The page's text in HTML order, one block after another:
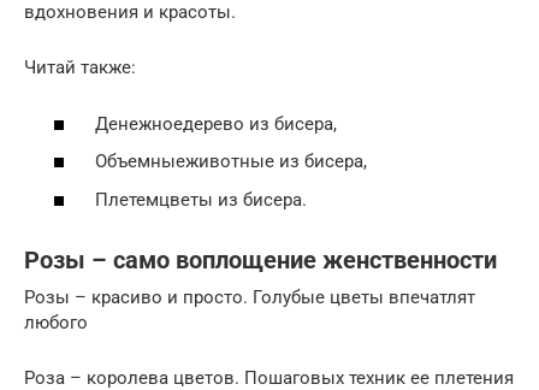
вдохновения и красоты.
Читай также:
Денежноедерево из бисера,
Объемныеживотные из бисера,
Плетемцветы из бисера.
Розы – само воплощение женственности
Розы – красиво и просто. Голубые цветы впечатлят
любого
Роза – королева цветов. Пошаговых техник ее плетения